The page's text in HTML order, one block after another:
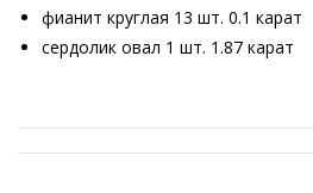
фианит круглая 13 шт. 0.1 карат
сердолик овал 1 шт. 1.87 карат